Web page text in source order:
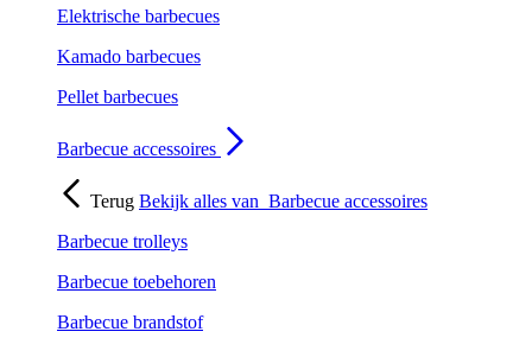
Elektrische barbecues
Kamado barbecues
Pellet barbecues
Barbecue accessoires
Terug Bekijk alles van Barbecue accessoires
Barbecue trolleys
Barbecue toebehoren
Barbecue brandstof